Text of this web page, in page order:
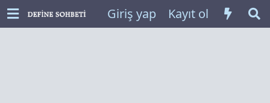
Giriş yap Kayıt ol